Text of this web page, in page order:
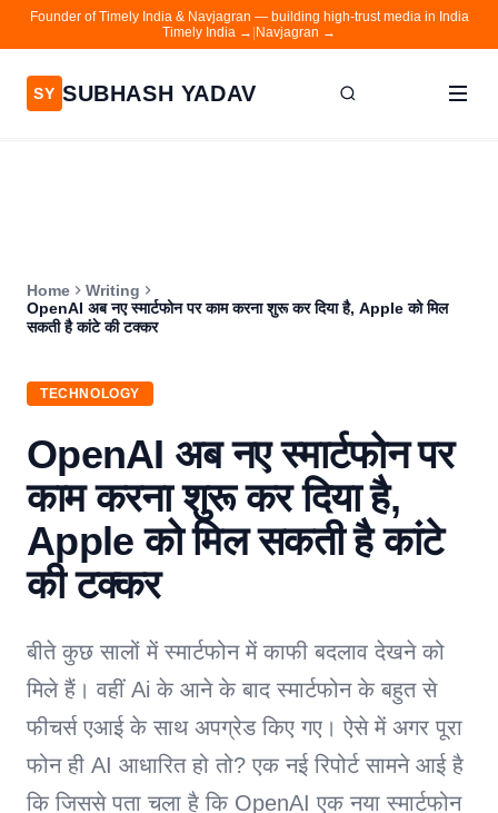
Founder of Timely India & Navjagran — building high-trust media in India
Timely India → Navjagran →
SY SUBHASH YADAV
Contact
Navjagran
Home
Writing
OpenAI अब नए स्मार्टफोन पर काम करना शुरू कर दिया है, Apple को मिल
सकती है कांटे की टक्कर
TECHNOLOGY
OpenAI अब नए स्मार्टफोन पर
काम करना शुरू कर दिया है,
Apple को मिल सकती है कांटे
की टक्कर
बीते कुछ सालों में स्मार्टफोन में काफी बदलाव देखने को
मिले हैं। वहीं Ai के आने के बाद स्मार्टफोन के बहुत से
फीचर्स एआई के साथ अपग्रेड किए गए। ऐसे में अगर पूरा
फोन ही AI आधारित हो तो? एक नई रिपोर्ट सामने आई है
कि जिससे पता चला है कि OpenAI एक नया स्मार्टफोन